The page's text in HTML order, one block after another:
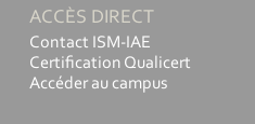
ACCÈS DIRECT
Contact ISM-IAE
Certification Qualicert
Accéder au campus